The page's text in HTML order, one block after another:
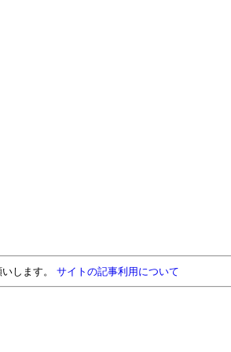
します。 サイトの記事利用について